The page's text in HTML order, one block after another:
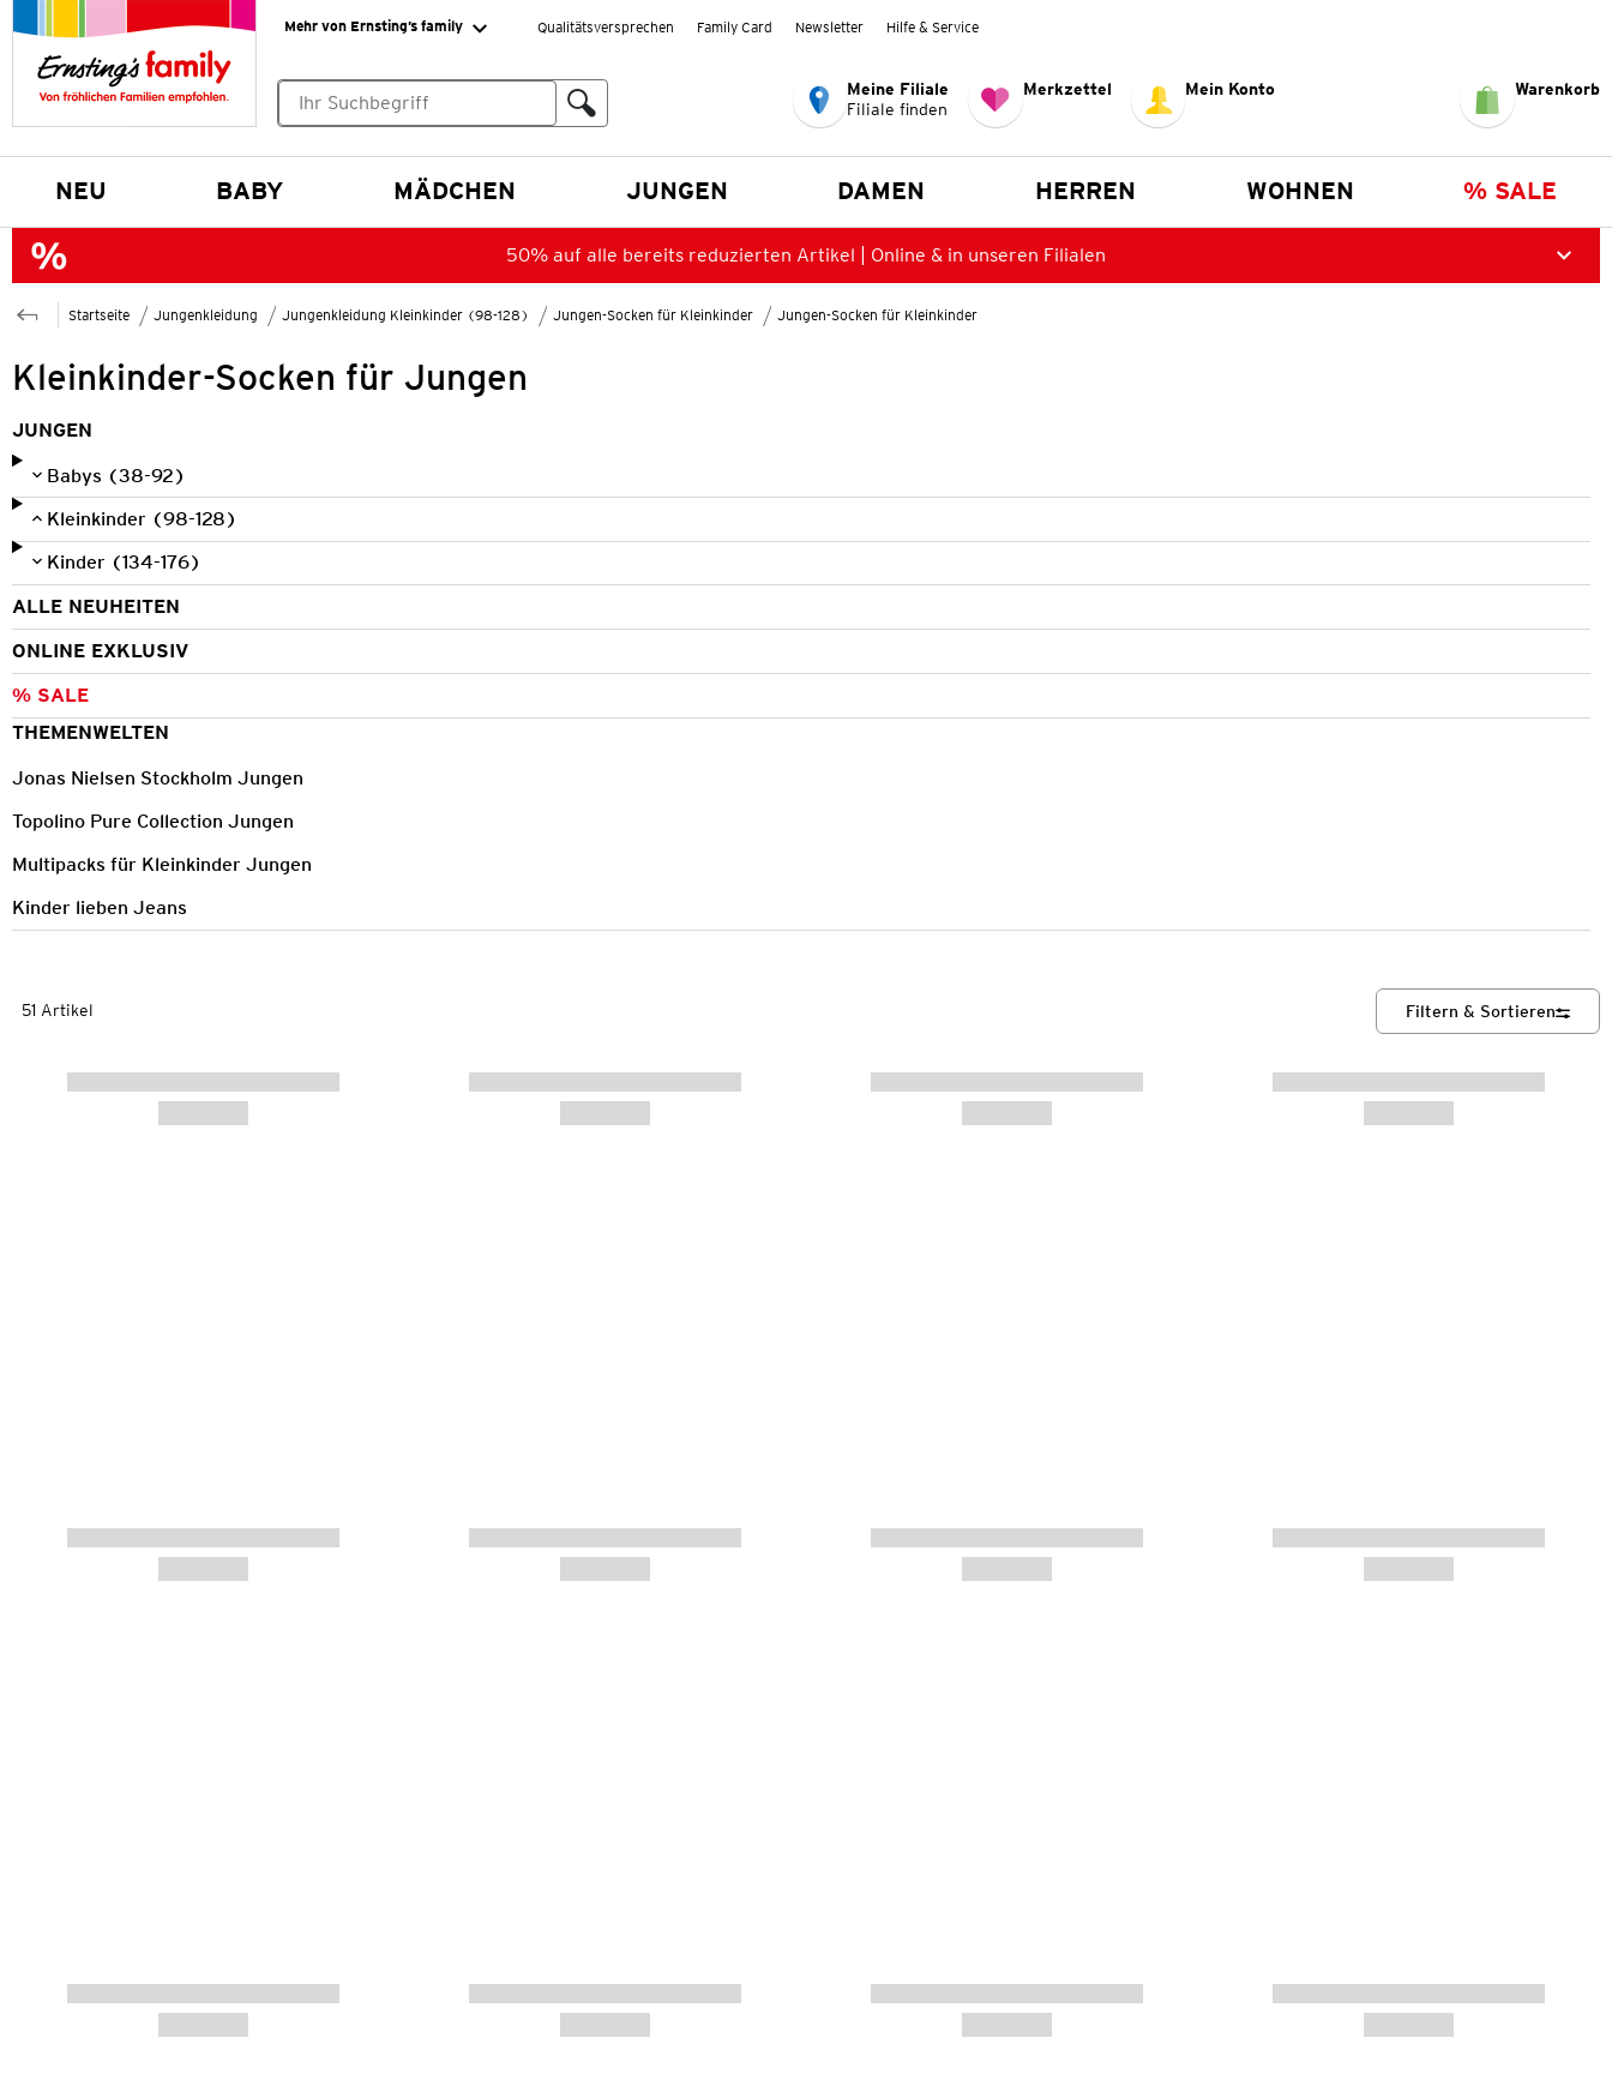
Mehr von Ernsting’s family Qualitätsversprechen Family Card Newsletter Hilfe & Service
Meine Filiale
Filiale finden
Merkzettel Mein Konto Warenkorb
NEU BABY MÄDCHEN JUNGEN DAMEN HERREN WOHNEN % SALE
50% auf alle bereits reduzierten Artikel | Online & in unseren Filialen
Startseite Jungenkleidung Jungenkleidung Kleinkinder (98-128) Jungen-Socken für Kleinkinder Jungen-Socken für Kleinkinder
Kleinkinder-Socken für Jungen
JUNGEN
Babys (38-92)
Kleinkinder (98-128)
Kinder (134-176)
ALLE NEUHEITEN
ONLINE EXKLUSIV
% SALE
THEMENWELTEN
Jonas Nielsen Stockholm Jungen
Topolino Pure Collection Jungen
Multipacks für Kleinkinder Jungen
Kinder lieben Jeans
51 Artikel Filtern & Sortieren